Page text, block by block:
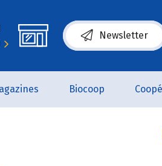
Newsletter
(s’ouvre dans une
Biocoop